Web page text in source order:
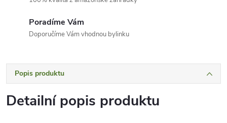
Poradíme Vám
Doporučíme Vám vhodnou bylinku
Popis produktu
Detailní popis produktu